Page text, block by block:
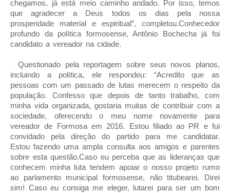
chegamos, já está meio caminho andado. Por isso, temos
que agradecer a Deus todos os dias pela nossa
prosperidade material e espiritual”, completou.Conhecedor
profundo da política formosense, Antônio Bochecha já foi
candidato a vereador na cidade.
Questionado pela reportagem sobre seus novos planos,
incluindo a política, ele respondeu: “Acredito que as
pessoas com um passado de lutas merecem o respeito da
população. Confesso que depois de tanto trabalho, com
minha vida organizada, gostaria muitas de contribuir com a
sociedade, oferecendo o meu nome novamente para
vereador de Formosa em 2016. Estou filiado ao PR e fui
convidado pela direção do partido para me candidatar.
Estou fazendo uma ampla consulta aos amigos e parentes
sobre esta questão.Caso eu perceba que as lideranças que
conhecem minha luta tendem apoiar o nosso projeto rumo
ao parlamento municipal formosense, não titubearei. Direi
sim! Caso eu consiga me eleger, lutarei para ser um bom